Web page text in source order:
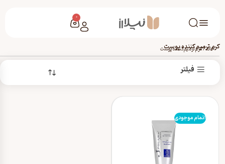
0
خانه/کرم ترمیم‌کننده پوست
کرم ترمیم‌کننده پوست
فیلتر
اتمام موجودی